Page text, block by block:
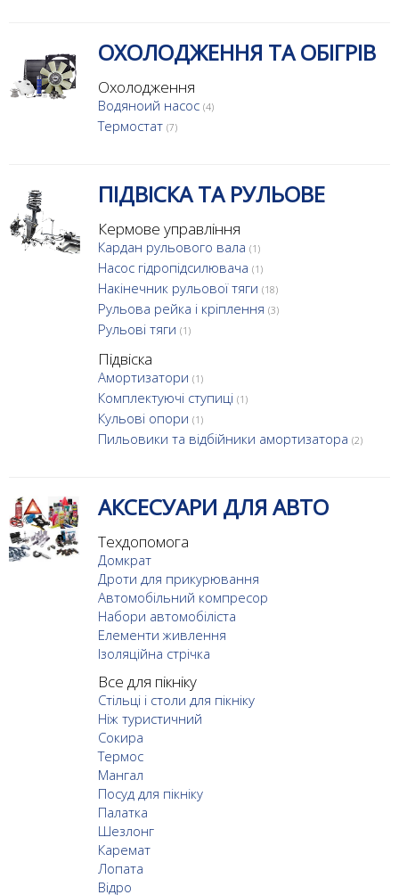
ОХОЛОДЖЕННЯ ТА ОБІГРІВ
Охолодження
Водяноий насос (4)
Термостат (7)
ПІДВІСКА ТА РУЛЬОВЕ
Кермове управління
Кардан рульового вала (1)
Насос гідропідсилювача (1)
Накінечник рульової тяги (18)
Рульова рейка і кріплення (3)
Рульові тяги (1)
Підвіска
Амортизатори (1)
Комплектуючі ступиці (1)
Кульові опори (1)
Пильовики та відбійники амортизатора (2)
АКСЕСУАРИ ДЛЯ АВТО
Техдопомога
Домкрат
Дроти для прикурювання
Автомобільний компресор
Набори автомобіліста
Елементи живлення
Ізоляційна стрічка
Все для пікніку
Стільці і столи для пікніку
Ніж туристичний
Сокира
Термос
Мангал
Посуд для пікніку
Палатка
Шезлонг
Каремат
Лопата
Відро